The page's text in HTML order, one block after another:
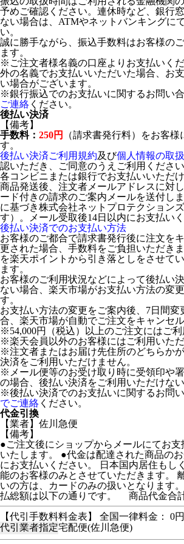
予めご確認ください。連休時など、銀行
ない場合は、ATMやネットバンキングに
い。
誠に勝手ながら、振込手数料はお客様の
ます。
※ご注文者様名義の口座よりお支払いく
外の名義でお支払いいただいた場合、お
い場合がございます。
※銀行振込でのお支払いに関するお問い
ご連絡 ください。
後払い決済
【備考】
手数料： 250円
（請求書発行料）をお客
す。
後払い決済ご利用規約及び個人情報の取
認いただき、ご同意のうえご利用ください
各コンビニまたは銀行でお支払いいただけ
商品発送後、注文者メールアドレスに対
ード付きの請求のご案内メールを送付し
に基づき株式会社ネットプロテクション
す）。メール受取後14日以内にお支払いく
後払い決済でのお支払い方法
お客様のご都合で請求書発行後に注文を
更された場合、手数料をご負担いただき
を楽天ポイントから引き落としをさせて
ます。
お客様のご利用状況などによって後払い
ない場合、楽天市場がお支払い方法の変
す。
お支払い方法の変更をご案内後、7日間変
合、楽天市場が自動でご注文をキャンセル
※54,000円（税込）以上のご注文にはご利
※楽天会員以外のお客様にはご利用いただ
※注文者またはお届け先住所のどちらか
決済をご利用いただけません。
※メール便等のお受け取り時に受領印や
の場合、後払い決済をご利用いただけな
※後払い決済でのお支払いに関するお問
でご連絡 ください。
代金引換
【業者】佐川急便
【備考】
●ご注文後にショップからメールにてお
いたします。 ●代金は配達された商品の
にお支払いください。 日本国内居住もし
能のお客様のみとさせていただきます。
いの方は、カードのみの扱いとなります
払総額は以下の通りです。 商品代金合
【代引手数料料金表】 全国一律料金： 0円
代引業者指定宅配便(佐川急便)